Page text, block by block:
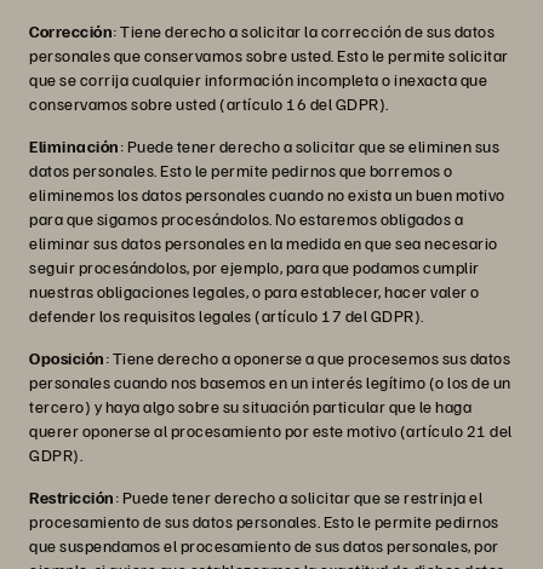
Corrección: Tiene derecho a solicitar la corrección de sus datos
personales que conservamos sobre usted. Esto le permite solicitar
que se corrija cualquier información incompleta o inexacta que
conservamos sobre usted (artículo 16 del GDPR).
Eliminación: Puede tener derecho a solicitar que se eliminen sus
datos personales. Esto le permite pedirnos que borremos o
eliminemos los datos personales cuando no exista un buen motivo
para que sigamos procesándolos. No estaremos obligados a
eliminar sus datos personales en la medida en que sea necesario
seguir procesándolos, por ejemplo, para que podamos cumplir
nuestras obligaciones legales, o para establecer, hacer valer o
defender los requisitos legales (artículo 17 del GDPR).
Oposición: Tiene derecho a oponerse a que procesemos sus datos
personales cuando nos basemos en un interés legítimo (o los de un
tercero) y haya algo sobre su situación particular que le haga
querer oponerse al procesamiento por este motivo (artículo 21 del
GDPR).
Restricción: Puede tener derecho a solicitar que se restrinja el
procesamiento de sus datos personales. Esto le permite pedirnos
que suspendamos el procesamiento de sus datos personales, por